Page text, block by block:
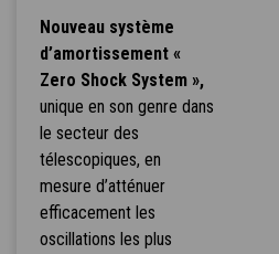
Nouveau système
d’amortissement «
Zero Shock System »,
unique en son genre dans
le secteur des
télescopiques, en
mesure d’atténuer
efficacement les
oscillations les plus